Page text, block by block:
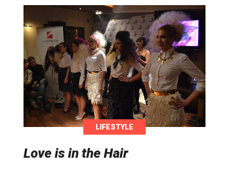
LIFESTYLE
Love is in the Hair